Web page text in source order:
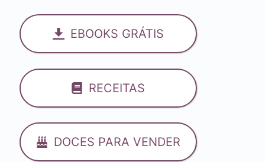
EBOOKS GRÁTIS
RECEITAS
DOCES PARA VENDER